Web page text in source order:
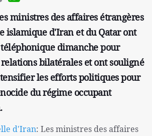
ministres des affaires étrangères
islamique d'Iran et du Qatar ont
dimanche pour
bilatérales et ont souligné
les efforts politiques pour
du régime occupant
d'Iran: Les ministres des affaires